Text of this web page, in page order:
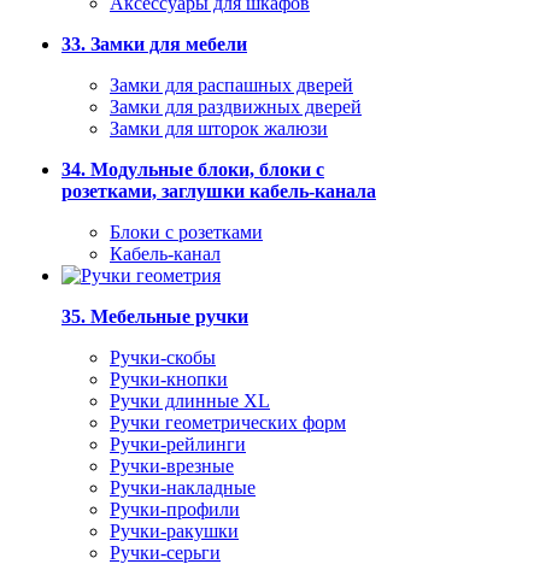
33. Замки для мебели
Замки для распашных дверей
Замки для раздвижных дверей
Замки для шторок жалюзи
34. Модульные блоки, блоки с
розетками, заглушки кабель-канала
Блоки с розетками
Кабель-канал
35. Мебельные ручки
Ручки-скобы
Ручки-кнопки
Ручки длинные XL
Ручки геометрических форм
Ручки-рейлинги
Ручки-врезные
Ручки-накладные
Ручки-профили
Ручки-ракушки
Ручки-серьги